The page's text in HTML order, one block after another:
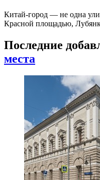
Китай-город — не одна
Красной площадью,
Последние
места